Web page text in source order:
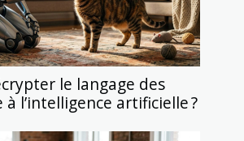
le langage des
à l’intelligence artificielle ?